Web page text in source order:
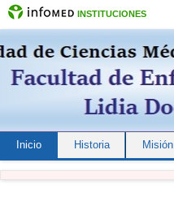
INSTITUCIONES
Inicio Historia Misión